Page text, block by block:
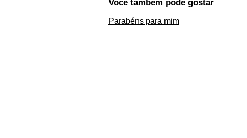
Você também pode gostar
Parabéns para mim